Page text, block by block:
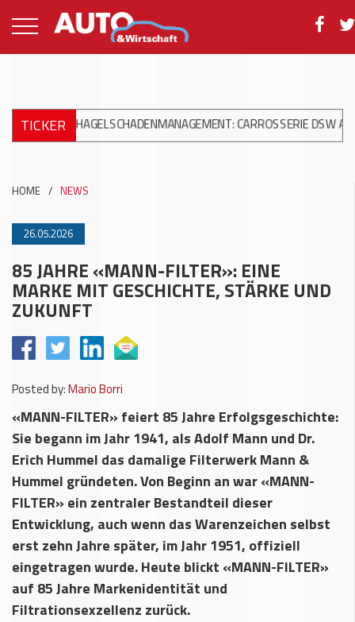
TICKER
HAGELSCHADENMANAGEMENT: CARROSSERIE DSW AG
HOME / NEWS
26.05.2026
85 JAHRE «MANN-FILTER»: EINE
MARKE MIT GESCHICHTE, STÄRKE UND
ZUKUNFT
Posted by:Mario Borri
«MANN-FILTER» feiert 85 Jahre Erfolgsgeschichte:
Sie begann im Jahr 1941, als Adolf Mann und Dr.
Erich Hummel das damalige Filterwerk Mann &
Hummel gründeten. Von Beginn an war «MANN-
FILTER» ein zentraler Bestandteil dieser
Entwicklung, auch wenn das Warenzeichen selbst
erst zehn Jahre später, im Jahr 1951, offiziell
eingetragen wurde. Heute blickt «MANN-FILTER»
auf 85 Jahre Markenidentität und
Filtrationsexzellenz zurück.